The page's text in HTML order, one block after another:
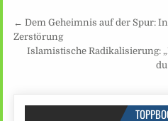
← Dem Geheimnis auf der Spur:
Zerstörung
Islamistische Radikalisierung: